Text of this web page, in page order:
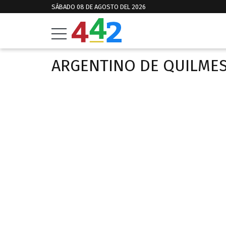
SÁBADO 08 DE AGOSTO DEL 2026
ARGENTINO DE